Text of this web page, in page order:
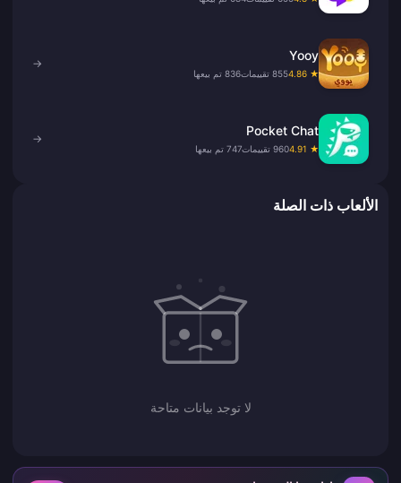
Yooy
★ 4.86 855 تقييمات 836 تم بيعها
→
Pocket Chat
★ 4.91 960 تقييمات 747 تم بيعها
→
الألعاب ذات الصلة
لا توجد بيانات متاحة